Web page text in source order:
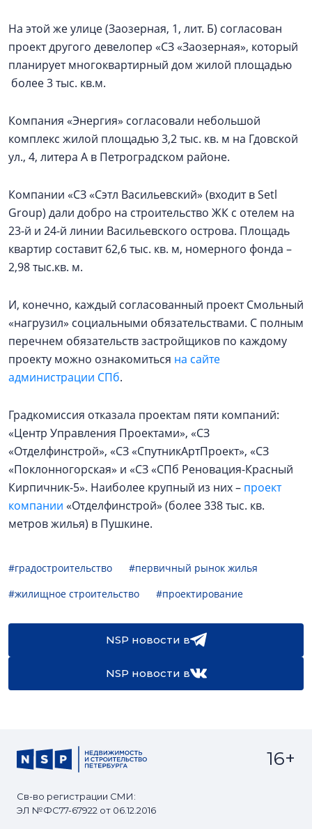
На этой же улице (Заозерная, 1, лит. Б) согласован
проект другого девелопер «СЗ «Заозерная», который
планирует многоквартирный дом жилой площадью
более 3 тыс. кв.м.
Компания «Энергия» согласовали небольшой
комплекс жилой площадью 3,2 тыс. кв. м на Гдовской
ул., 4, литера А в Петроградском районе.
Компании «СЗ «Сэтл Васильевский» (входит в Setl
Group) дали добро на строительство ЖК с отелем на
23-й и 24-й линии Васильевского острова. Площадь
квартир составит 62,6 тыс. кв. м, номерного фонда –
2,98 тыс.кв. м.
И, конечно, каждый согласованный проект Смольный
«нагрузил» социальными обязательствами. С полным
перечнем обязательств застройщиков по каждому
проекту можно ознакомиться на сайте
администрации СПб.
Градкомиссия отказала проектам пяти компаний:
«Центр Управления Проектами», «СЗ
«Отделфинстрой», «СЗ «СпутникАртПроект», «СЗ
«Поклонногорская» и «СЗ «СПб Реновация-Красный
Кирпичник-5». Наиболее крупный из них – проект
компании «Отделфинстрой» (более 338 тыс. кв.
метров жилья) в Пушкине.
#градостроительство
#первичный рынок жилья
#жилищное строительство
#проектирование
NSP новости в
NSP новости в
Св-во регистрации СМИ:
ЭЛ №ФС77-67922 от 06.12.2016
16+